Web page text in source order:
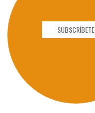
SUBSCRÍBETE